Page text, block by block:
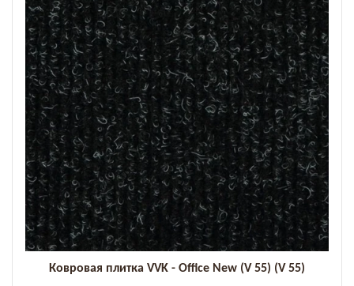
Ковровая плитка VVK - Office New (V 55) (V 55)